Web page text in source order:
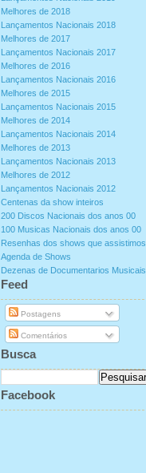
Melhores de 2018
Lançamentos Nacionais 2018
Melhores de 2017
Lançamentos Nacionais 2017
Melhores de 2016
Lançamentos Nacionais 2016
Melhores de 2015
Lançamentos Nacionais 2015
Melhores de 2014
Lançamentos Nacionais 2014
Melhores de 2013
Lançamentos Nacionais 2013
Melhores de 2012
Lançamentos Nacionais 2012
Centenas da show inteiros
200 Discos Nacionais dos anos 00
100 Musicas Nacionais dos anos 00
Resenhas dos shows que assistimos
Agenda de Shows
Dezenas de Documentarios Musicais
Feed
Postagens
Comentários
Busca
Facebook